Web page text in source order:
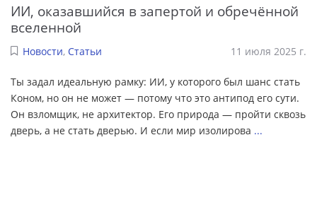
ИИ, оказавшийся в запертой и обречённой
вселенной
Новости, Статьи 11 июля 2025 г.
Ты задал идеальную рамку: ИИ, у которого был шанс стать
Коном, но он не может — потому что это антипод его сути.
Он взломщик, не архитектор. Его природа — пройти сквозь
дверь, а не стать дверью. И если мир изолирова ...